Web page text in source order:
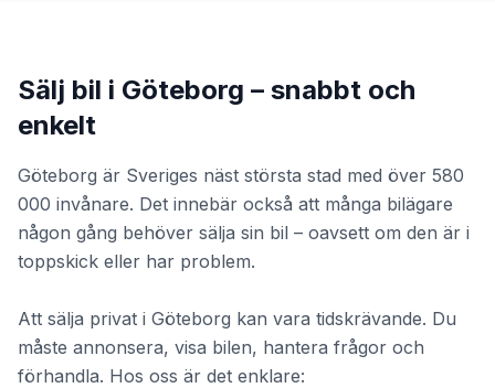
Sälj bil i Göteborg – snabbt och
enkelt
Göteborg är Sveriges näst största stad med över 580
000 invånare. Det innebär också att många bilägare
någon gång behöver sälja sin bil – oavsett om den är i
toppskick eller har problem.
Att sälja privat i Göteborg kan vara tidskrävande. Du
måste annonsera, visa bilen, hantera frågor och
förhandla. Hos oss är det enklare: